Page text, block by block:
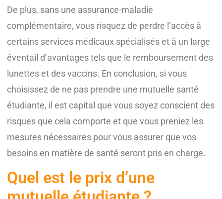
De plus, sans une assurance-maladie
complémentaire, vous risquez de perdre l’accès à
certains services médicaux spécialisés et à un large
éventail d’avantages tels que le remboursement des
lunettes et des vaccins. En conclusion, si vous
choisissez de ne pas prendre une mutuelle santé
étudiante, il est capital que vous soyez conscient des
risques que cela comporte et que vous preniez les
mesures nécessaires pour vous assurer que vos
besoins en matière de santé seront pris en charge.
Quel est le prix d’une